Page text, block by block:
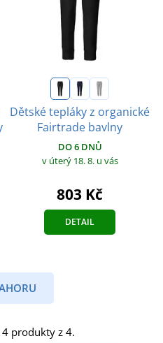
Dětské tepláky z organické
Fairtrade bavlny
DO 6 DNŮ
v úterý 18. 8. u vás
803 Kč
DETAIL
produkty z 4.